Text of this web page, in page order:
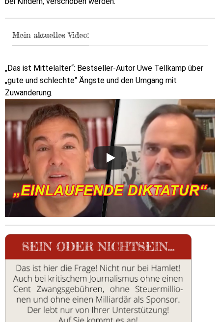
Mein aktuelles Video:
„Das ist Mittelalter“: Bestseller-Autor Uwe Tellkamp über
„gute und schlechte“ Ängste und den Umgang mit
Zuwanderung.